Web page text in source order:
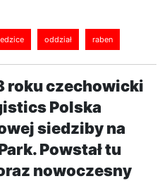
oddział raben
roku czechowicki
Polska
siedziby na
Powstał tu
nowoczesny